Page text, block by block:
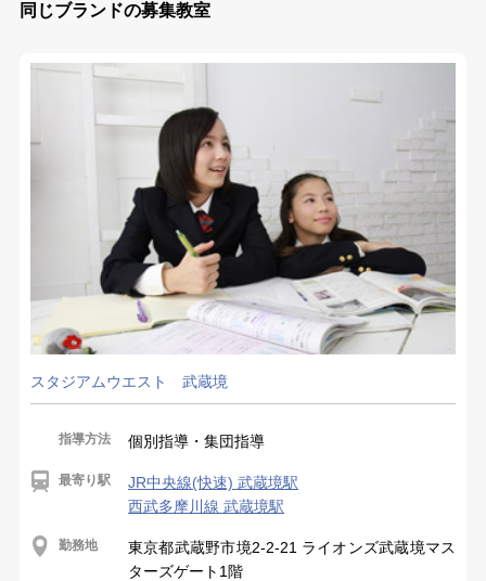
同じブランドの募集教室
スタジアムウエスト 武蔵境
指導方法 個別指導・集団指導
最寄り駅
JR中央線(快速) 武蔵境駅
西武多摩川線 武蔵境駅
勤務地
東京都武蔵野市境2-2-21 ライオンズ武蔵境マス
ターズゲート1階